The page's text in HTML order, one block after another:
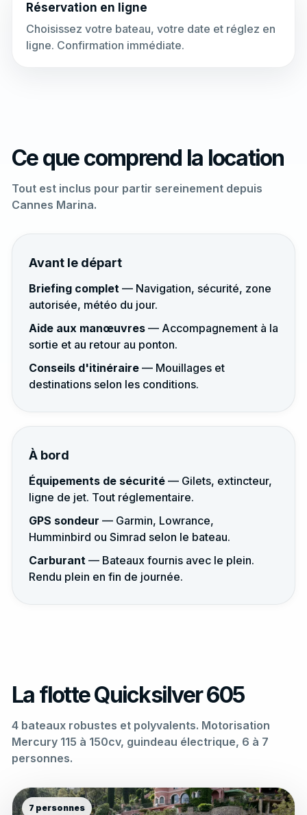
Réservation en ligne
Choisissez votre bateau, votre date et réglez en
ligne. Confirmation immédiate.
Ce que comprend la location
Tout est inclus pour partir sereinement depuis
Cannes Marina.
Avant le départ
Briefing complet — Navigation, sécurité, zone
autorisée, météo du jour.
Aide aux manœuvres — Accompagnement à la
sortie et au retour au ponton.
Conseils d'itinéraire — Mouillages et
destinations selon les conditions.
À bord
Équipements de sécurité — Gilets, extincteur,
ligne de jet. Tout réglementaire.
GPS sondeur — Garmin, Lowrance,
Humminbird ou Simrad selon le bateau.
Carburant — Bateaux fournis avec le plein.
Rendu plein en fin de journée.
La flotte Quicksilver 605
4 bateaux robustes et polyvalents. Motorisation
Mercury 115 à 150cv, guindeau électrique, 6 à 7
personnes.
7 personnes